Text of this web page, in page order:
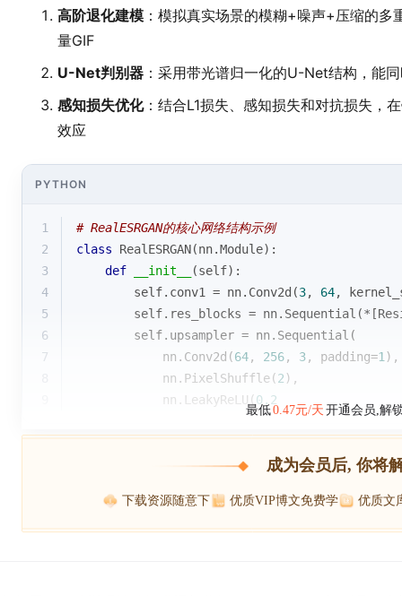
高阶退化建模 ：模拟真实场景的模糊+噪声+压缩的
量GIF
U-Net判别器 ：采用带光谱归一化的U-Net结构，能
感知损失优化：结合L1损失、感知损失和对抗损失，
效应
PYTHON
1
# RealESRGAN的核心网络结构示例
2
class RealESRGAN(nn.Module):
3
def __init__ (self):
4
        self.conv1 = nn.Conv2d(
3, 64,
5
self.res_blocks =
6
        self.upsampler = nn.Sequential(
7
            nn.Conv2d(
64, 256, 3, padding=1 ),
            nn.PixelShuffle(
2 ),
            nn.LeakyReLU(
0.2
最低0.47元/天 开通会员,解
成为会员后, 你将
下载资源随意下 优质VIP博文免费学 优质文